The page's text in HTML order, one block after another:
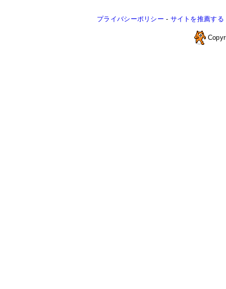
プライバシーポリシー - サイトを推薦する